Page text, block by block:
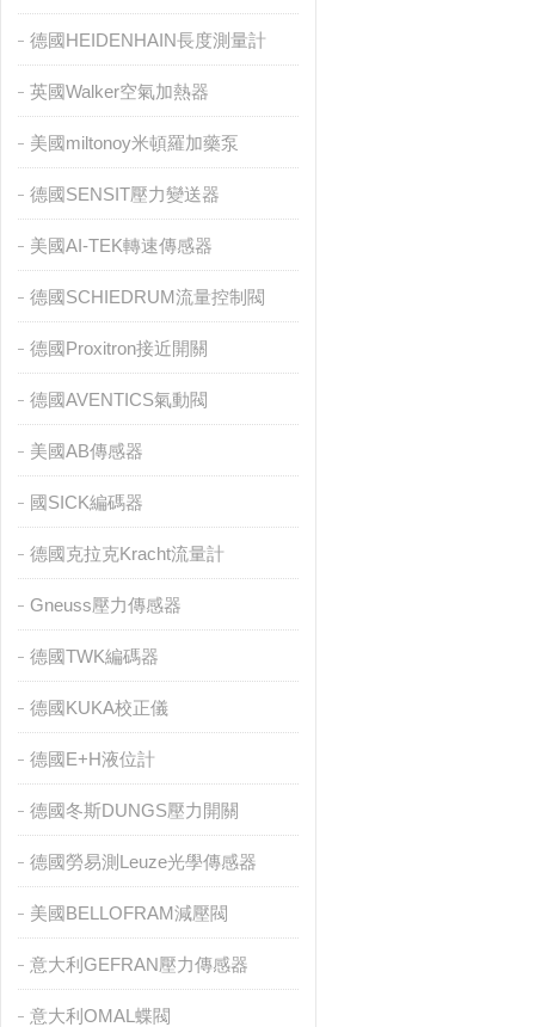
德國HEIDENHAIN長度測量計
英國Walker空氣加熱器
美國miltonoy米頓羅加藥泵
德國SENSIT壓力變送器
美國AI-TEK轉速傳感器
德國SCHIEDRUM流量控制閥
德國Proxitron接近開關
德國AVENTICS氣動閥
美國AB傳感器
國SICK編碼器
德國克拉克Kracht流量計
Gneuss壓力傳感器
德國TWK編碼器
德國KUKA校正儀
德國E+H液位計
德國冬斯DUNGS壓力開關
德國勞易測Leuze光學傳感器
美國BELLOFRAM減壓閥
意大利GEFRAN壓力傳感器
意大利OMAL蝶閥